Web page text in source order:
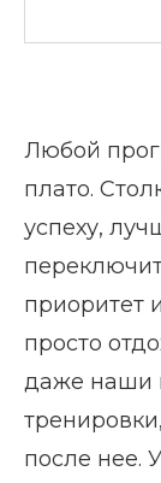
Любой
плато.
успеху,
приоритет
просто
даже наши
после нее.